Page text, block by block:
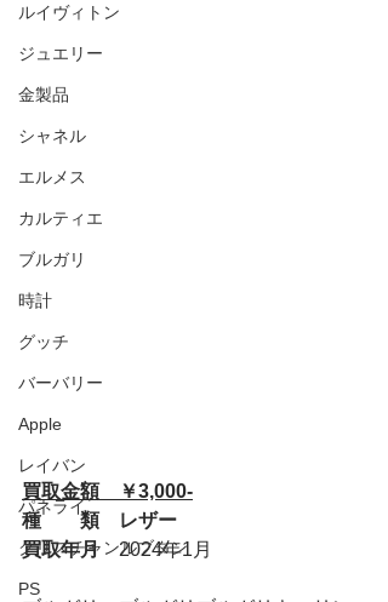
ルイヴィトン
ジュエリー
金製品
シャネル
エルメス
カルティエ
ブルガリ
時計
グッチ
バーバリー
Apple
レイバン
パネライ
クリスチャンルブタン
PS
買取金額　￥3,000-
種　　類　レザー
買取年月 2024年1月